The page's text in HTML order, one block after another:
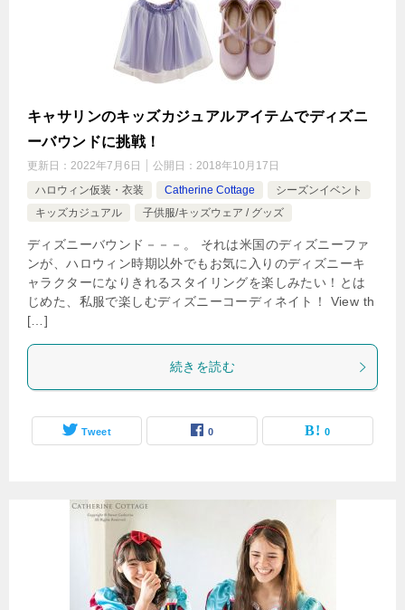
キャサリンのキッズカジュアルアイテムでディズニ
ーバウンドに挑戦！
更新日： 2022年7月6日 公開日： 2018年10月17日
ハロウィン仮装・衣装
Catherine Cottage
シーズンイベント
キッズカジュアル
子供服/キッズウェア / グッズ
ディズニーバウンド－－－。 それは米国のディズニーファ
ンが、ハロウィン時期以外でもお気に入りのディズニーキ
ャラクターになりきれるスタイリングを楽しみたい！とは
じめた、私服で楽しむディズニーコーディネイト！ View th
[…]
続きを読む
Tweet 0 0